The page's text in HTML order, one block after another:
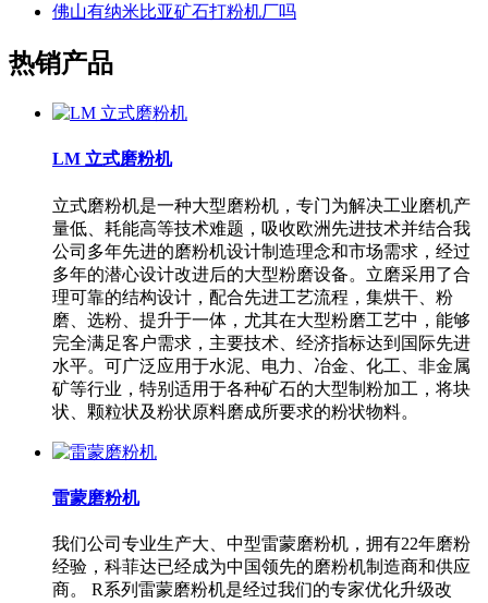
佛山有纳米比亚矿石打粉机厂吗
热销产品
LM 立式磨粉机
立式磨粉机是一种大型磨粉机，专门为解决工业磨机产
量低、耗能高等技术难题，吸收欧洲先进技术并结合我
公司多年先进的磨粉机设计制造理念和市场需求，经过
多年的潜心设计改进后的大型粉磨设备。立磨采用了合
理可靠的结构设计，配合先进工艺流程，集烘干、粉
磨、选粉、提升于一体，尤其在大型粉磨工艺中，能够
完全满足客户需求，主要技术、经济指标达到国际先进
水平。可广泛应用于水泥、电力、冶金、化工、非金属
矿等行业，特别适用于各种矿石的大型制粉加工，将块
状、颗粒状及粉状原料磨成所要求的粉状物料。
雷蒙磨粉机
我们公司专业生产大、中型雷蒙磨粉机，拥有22年磨粉
经验，科菲达已经成为中国领先的磨粉机制造商和供应
商。 R系列雷蒙磨粉机是经过我们的专家优化升级改